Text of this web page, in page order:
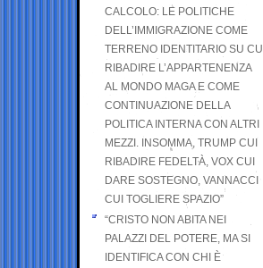
CALCOLO: LE POLITICHE
DELL’IMMIGRAZIONE COME
TERRENO IDENTITARIO SU CUI
RIBADIRE L’APPARTENENZA
AL MONDO MAGA E COME
CONTINUAZIONE DELLA
POLITICA INTERNA CON ALTRI
MEZZI. INSOMMA, TRUMP CUI
RIBADIRE FEDELTÀ, VOX CUI
DARE SOSTEGNO, VANNACCI
CUI TOGLIERE SPAZIO”
“CRISTO NON ABITA NEI
PALAZZI DEL POTERE, MA SI
IDENTIFICA CON CHI È